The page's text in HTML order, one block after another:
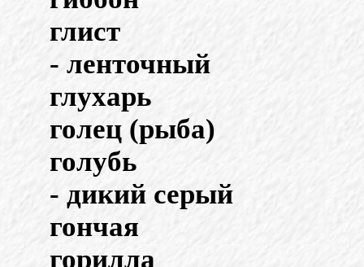
глист
- ленточный
глухарь
голец (рыба)
голубь
- дикий серый
гончая
горилла